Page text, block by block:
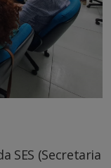
SES (Secretaria